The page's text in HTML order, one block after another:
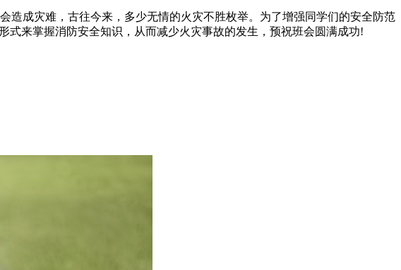
造成灾难，古往今来，多少无情的火灾不胜枚举。为了增强同学们的安全防范
式来掌握消防安全知识，从而减少火灾事故的发生，预祝班会圆满成功!